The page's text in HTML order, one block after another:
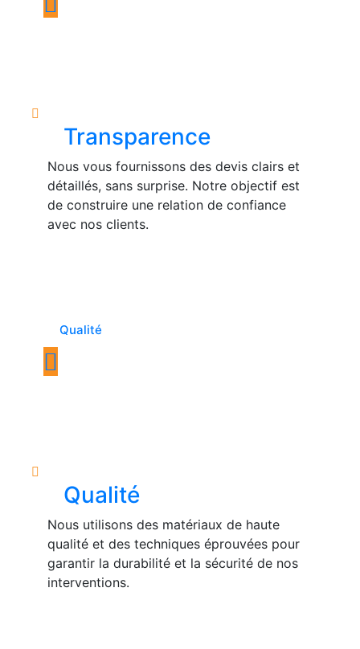
Transparence
Nous vous fournissons des devis clairs et
détaillés, sans surprise. Notre objectif est
de construire une relation de confiance
avec nos clients.
Qualité
Qualité
Nous utilisons des matériaux de haute
qualité et des techniques éprouvées pour
garantir la durabilité et la sécurité de nos
interventions.